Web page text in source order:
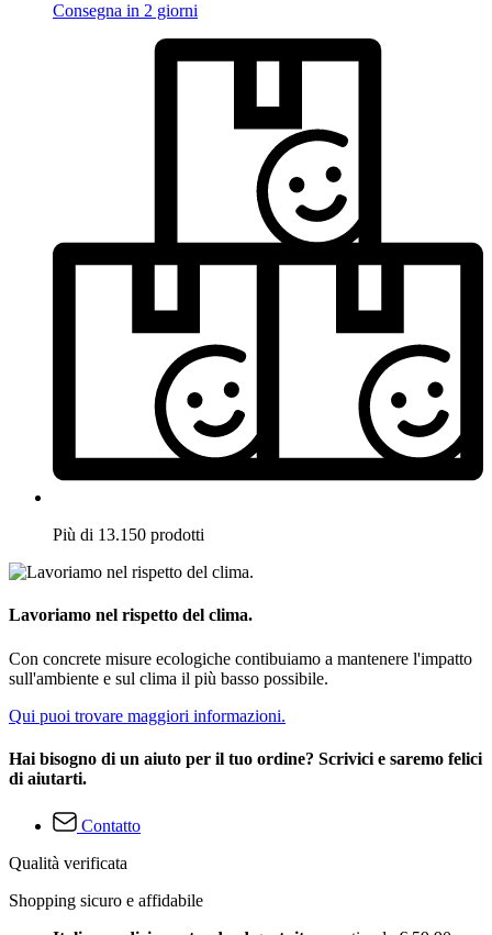
Consegna in 2 giorni
Più di 13.150 prodotti
Lavoriamo nel rispetto del clima.
Con concrete misure ecologiche contibuiamo a mantenere l'impatto
sull'ambiente e sul clima il più basso possibile.
Qui puoi trovare maggiori informazioni.
Hai bisogno di un aiuto per il tuo ordine? Scrivici e saremo felici
di aiutarti.
Contatto
Qualità verificata
Shopping sicuro e affidabile